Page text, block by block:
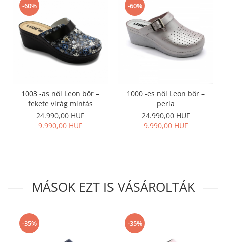
-60%
1003 -as női Leon bőr –
fekete virág mintás
24.990,00 HUF
9.990,00 HUF
-60%
1000 -es női Leon bőr –
perla
24.990,00 HUF
9.990,00 HUF
MÁSOK EZT IS VÁSÁROLTÁK
-35% -35%